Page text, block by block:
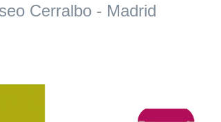
Cerralbo - Madrid